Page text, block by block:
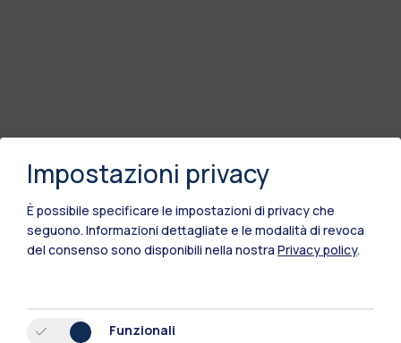
Impostazioni privacy
È possibile specificare le impostazioni di privacy che
seguono. Informazioni dettagliate e le modalità di revoca
del consenso sono disponibili nella nostra Privacy policy.
Funzionali